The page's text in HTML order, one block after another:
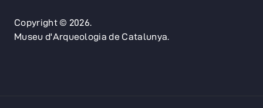
Copyright © 2026.
Museu d'Arqueologia de Catalunya.